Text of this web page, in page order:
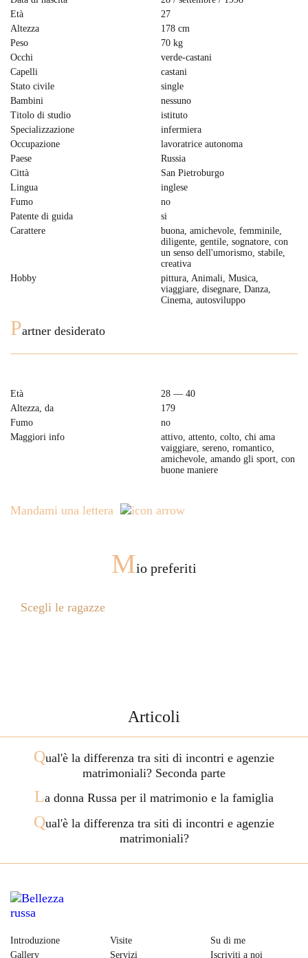
Età
27
Altezza
178 cm
Peso
70 kg
Occhi
verde-castani
Capelli
castani
Stato civile
single
Bambini
nessuno
Titolo di studio
istituto
Specializzazione
infermiera
Occupazione
lavoratrice autonoma
Paese
Russia
Città
San Pietroburgo
Lingua
inglese
Fumo
no
Patente di guida
si
Carattere
buona, amichevole, femminile,
diligente, gentile, sognatore, con
un senso dell'umorismo, stabile,
creativa
Hobby
pittura, Animali, Musica,
viaggiare, disegnare, Danza,
Cinema, autosviluppo
Partner desiderato
Età
28 — 40
Altezza, da
179
Fumo
no
Maggiori info
attivo, attento, colto, chi ama
vaiggiare, sereno, romantico,
amichevole, amando gli sport, con
buone maniere
Mandami una lettera
Mio preferiti
Scegli le ragazze
Articoli
Qual'è la differenza tra siti di incontri e agenzie
matrimoniali? Seconda parte
La donna Russa per il matrimonio e la famiglia
Qual'è la differenza tra siti di incontri e agenzie
matrimoniali?
Introduzione
Gallery
Visite
Servizi
Su di me
Iscriviti a noi